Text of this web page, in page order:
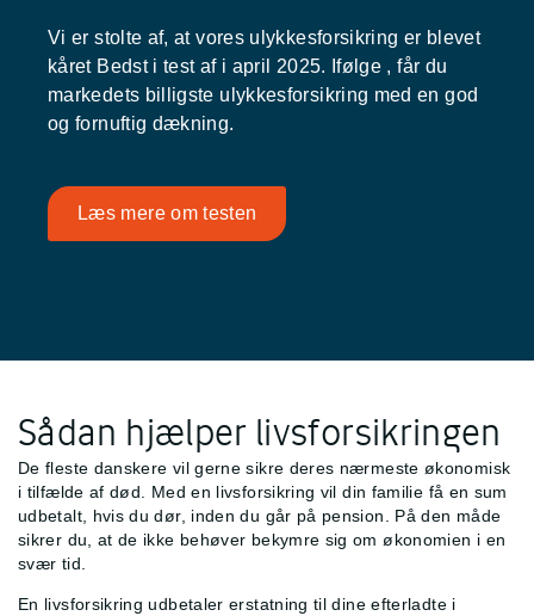
Vi er stolte af, at vores ulykkesforsikring er blevet
kåret Bedst i test af i april 2025. Ifølge , får du
markedets billigste ulykkesforsikring med en god
og fornuftig dækning.
Læs mere om testen
Sådan hjælper livsforsikringen
De fleste danskere vil gerne sikre deres nærmeste økonomisk
i tilfælde af død. Med en livsforsikring vil din familie få en sum
udbetalt, hvis du dør, inden du går på pension. På den måde
sikrer du, at de ikke behøver bekymre sig om økonomien i en
svær tid.
En livsforsikring udbetaler erstatning til dine efterladte i